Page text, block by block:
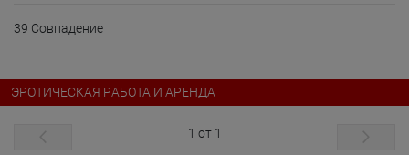
39 Совпадение
ЭРОТИЧЕСКАЯ PАБОТА И АРЕНДА
1 от 1